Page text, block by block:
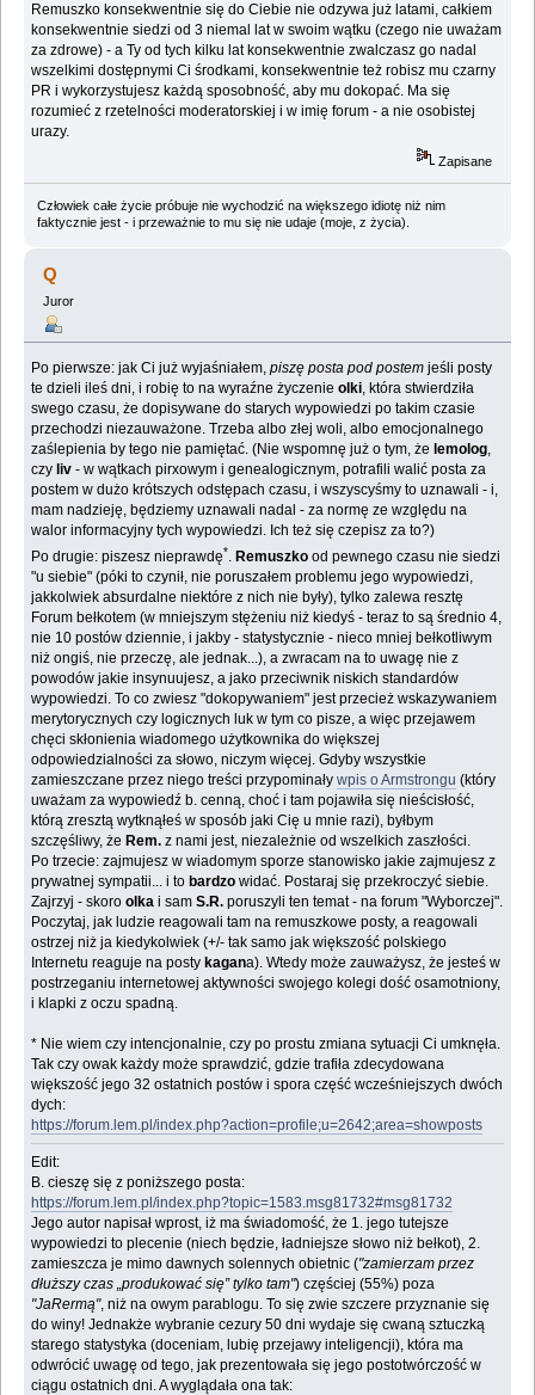
Remuszko konsekwentnie się do Ciebie nie odzywa już latami, całkiem
konsekwentnie siedzi od 3 niemal lat w swoim wątku (czego nie uważam
za zdrowe) - a Ty od tych kilku lat konsekwentnie zwalczasz go nadal
wszelkimi dostępnymi Ci środkami, konsekwentnie też robisz mu czarny
PR i wykorzystujesz każdą sposobność, aby mu dokopać. Ma się
rozumieć z rzetelności moderatorskiej i w imię forum - a nie osobistej
urazy.
Zapisane
Człowiek całe życie próbuje nie wychodzić na większego idiotę niż nim
faktycznie jest - i przeważnie to mu się nie udaje (moje, z życia).
Q
Juror
Po pierwsze: jak Ci już wyjaśniałem,piszę posta pod postem jeśli posty
te dzieli ileś dni, i robię to na wyraźne życzenieolki, która stwierdziła
swego czasu, że dopisywane do starych wypowiedzi po takim czasie
przechodzi niezauważone. Trzeba albo złej woli, albo emocjonalnego
zaślepienia by tego nie pamiętać. (Nie wspomnę już o tym, żelemolog,
czyliv - w wątkach pirxowym i genealogicznym, potrafili walić posta za
postem w dużo krótszych odstępach czasu, i wszyscyśmy to uznawali - i,
mam nadzieję, będziemy uznawali nadal - za normę ze względu na
walor informacyjny tych wypowiedzi. Ich też się czepisz za to?)
Po drugie: piszesz nieprawdę*. Remuszko od pewnego czasu nie siedzi
"u siebie" (póki to czynił, nie poruszałem problemu jego wypowiedzi,
jakkolwiek absurdalne niektóre z nich nie były), tylko zalewa resztę
Forum bełkotem (w mniejszym stężeniu niż kiedyś - teraz to są średnio 4,
nie 10 postów dziennie, i jakby - statystycznie - nieco mniej bełkotliwym
niż ongiś, nie przeczę, ale jednak...), a zwracam na to uwagę nie z
powodów jakie insynuujesz, a jako przeciwnik niskich standardów
wypowiedzi. To co zwiesz "dokopywaniem" jest przecież wskazywaniem
merytorycznych czy logicznych luk w tym co pisze, a więc przejawem
chęci skłonienia wiadomego użytkownika do większej
odpowiedzialności za słowo, niczym więcej. Gdyby wszystkie
zamieszczane przez niego treści przypominaływpis o Armstrongu (który
uważam za wypowiedź b. cenną, choć i tam pojawiła się nieścisłość,
którą zresztą wytknąłeś w sposób jaki Cię u mnie razi), byłbym
szczęśliwy, że Rem. z nami jest, niezależnie od wszelkich zaszłości.
Po trzecie: zajmujesz w wiadomym sporze stanowisko jakie zajmujesz z
prywatnej sympatii... i to bardzo widać. Postaraj się przekroczyć siebie.
Zajrzyj - skoroolka i samS.R. poruszyli ten temat - na forum "Wyborczej".
Poczytaj, jak ludzie reagowali tam na remuszkowe posty, a reagowali
ostrzej niż ja kiedykolwiek (+/- tak samo jak większość polskiego
Internetu reaguje na posty kagana). Wtedy może zauważysz, że jesteś w
postrzeganiu internetowej aktywności swojego kolegi dość osamotniony,
i klapki z oczu spadną.
* Nie wiem czy intencjonalnie, czy po prostu zmiana sytuacji Ci umknęła.
Tak czy owak każdy może sprawdzić, gdzie trafiła zdecydowana
większość jego 32 ostatnich postów i spora część wcześniejszych dwóch
dych:
https://forum.lem.pl/index.php?action=profile;u=2642;area=showposts
Edit:
B. cieszę się z poniższego posta:
https://forum.lem.pl/index.php?topic=1583.msg81732#msg81732
Jego autor napisał wprost, iż ma świadomość, że 1. jego tutejsze
wypowiedzi to plecenie (niech będzie, ładniejsze słowo niż bełkot), 2.
zamieszcza je mimo dawnych solennych obietnic ("zamierzam przez
dłuższy czas „produkować się” tylko tam") częściej (55%) poza
"JaRermą", niż na owym parablogu. To się zwie szczere przyznanie się
do winy! Jednakże wybranie cezury 50 dni wydaje się cwaną sztuczką
starego statystyka (doceniam, lubię przejawy inteligencji), która ma
odwrócić uwagę od tego, jak prezentowała się jego postotwórczość w
ciągu ostatnich dni. A wyglądała ona tak: